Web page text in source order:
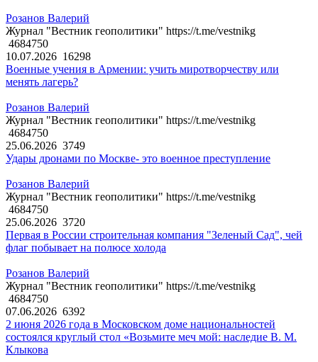
Розанов Валерий
Журнал "Вестник геополитики" https://t.me/vestnikg
4684750
10.07.2026 16298
Военные учения в Армении: учить миротворчеству или
менять лагерь?
Розанов Валерий
Журнал "Вестник геополитики" https://t.me/vestnikg
4684750
25.06.2026 3749
Удары дронами по Москве- это военное преступление
Розанов Валерий
Журнал "Вестник геополитики" https://t.me/vestnikg
4684750
25.06.2026 3720
Первая в России строительная компания "Зеленый Сад", чей
флаг побывает на полюсе холода
Розанов Валерий
Журнал "Вестник геополитики" https://t.me/vestnikg
4684750
07.06.2026 6392
2 июня 2026 года в Московском доме национальностей
состоялся круглый стол «Возьмите меч мой: наследие В. М.
Клыкова